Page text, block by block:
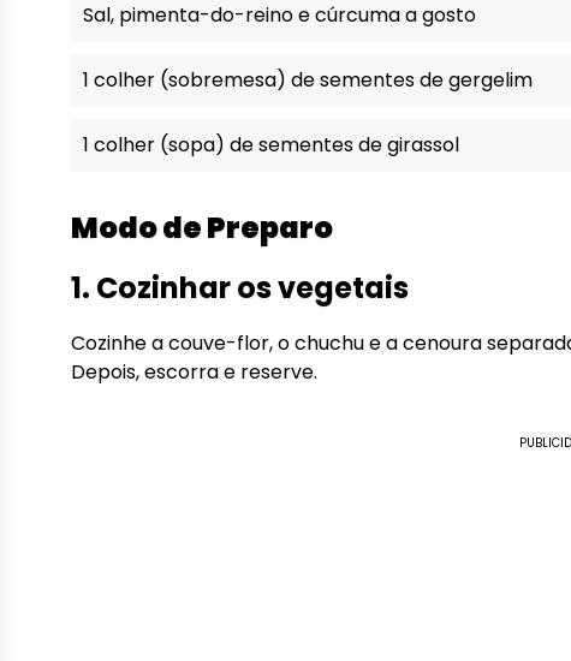
Sal, pimenta-do-reino e cúrcuma a gosto
1 colher (sobremesa) de sementes de gergelim
1 colher (sopa) de sementes de girassol
Modo de Preparo
1. Cozinhar os vegetais
Cozinhe a couve-flor, o chuchu e a cenoura
Depois, escorra e reserve.